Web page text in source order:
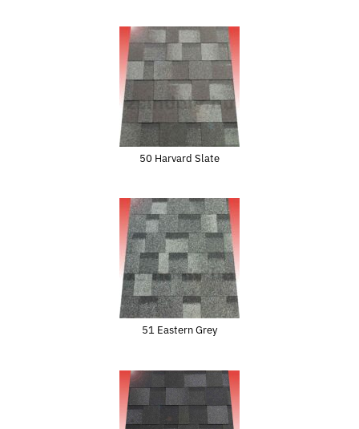
50 Harvard Slate
51 Eastern Grey